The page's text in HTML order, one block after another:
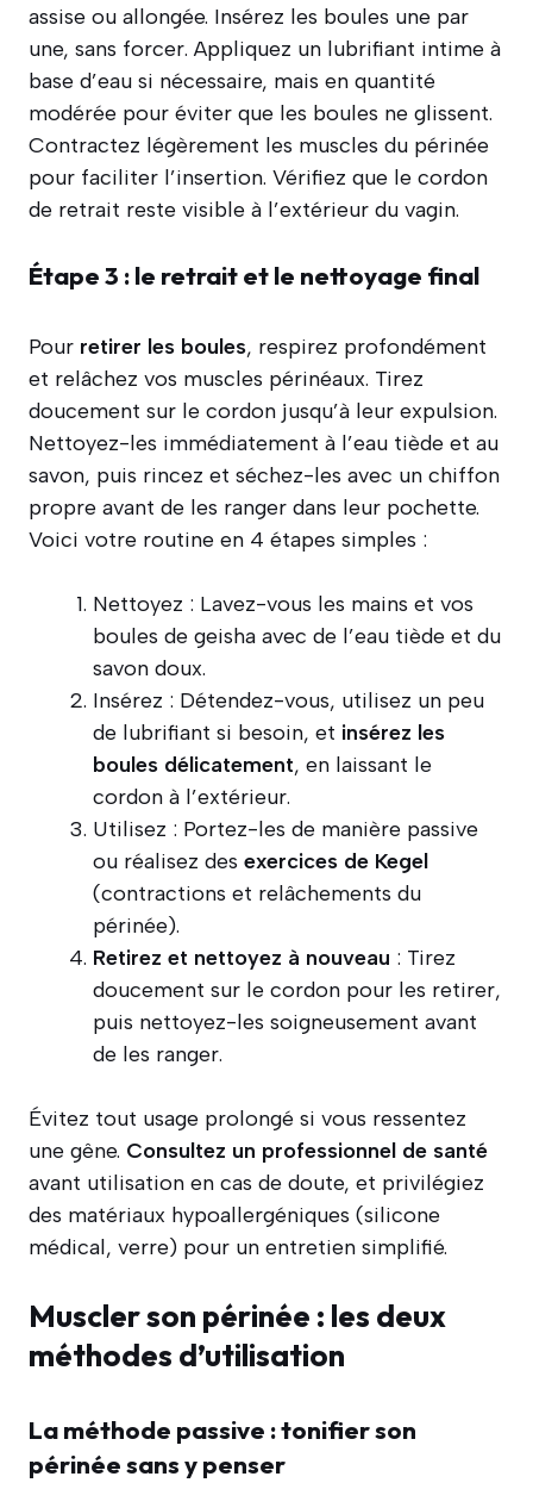
assise ou allongée. Insérez les boules une par
une, sans forcer. Appliquez un lubrifiant intime à
base d’eau si nécessaire, mais en quantité
modérée pour éviter que les boules ne glissent.
Contractez légèrement les muscles du périnée
pour faciliter l’insertion. Vérifiez que le cordon
de retrait reste visible à l’extérieur du vagin.
Étape 3 : le retrait et le nettoyage final
Pour retirer les boules, respirez profondément
et relâchez vos muscles périnéaux. Tirez
doucement sur le cordon jusqu’à leur expulsion.
Nettoyez-les immédiatement à l’eau tiède et au
savon, puis rincez et séchez-les avec un chiffon
propre avant de les ranger dans leur pochette.
Voici votre routine en 4 étapes simples :
Nettoyez : Lavez-vous les mains et vos
boules de geisha avec de l’eau tiède et du
savon doux.
Insérez : Détendez-vous, utilisez un peu
de lubrifiant si besoin, et insérez les
boules délicatement, en laissant le
cordon à l’extérieur.
Utilisez : Portez-les de manière passive
ou réalisez des exercices de Kegel
(contractions et relâchements du
périnée).
Retirez et nettoyez à nouveau : Tirez
doucement sur le cordon pour les retirer,
puis nettoyez-les soigneusement avant
de les ranger.
Évitez tout usage prolongé si vous ressentez
une gêne. Consultez un professionnel de santé
avant utilisation en cas de doute, et privilégiez
des matériaux hypoallergéniques (silicone
médical, verre) pour un entretien simplifié.
Muscler son périnée : les deux
méthodes d’utilisation
La méthode passive : tonifier son
périnée sans y penser